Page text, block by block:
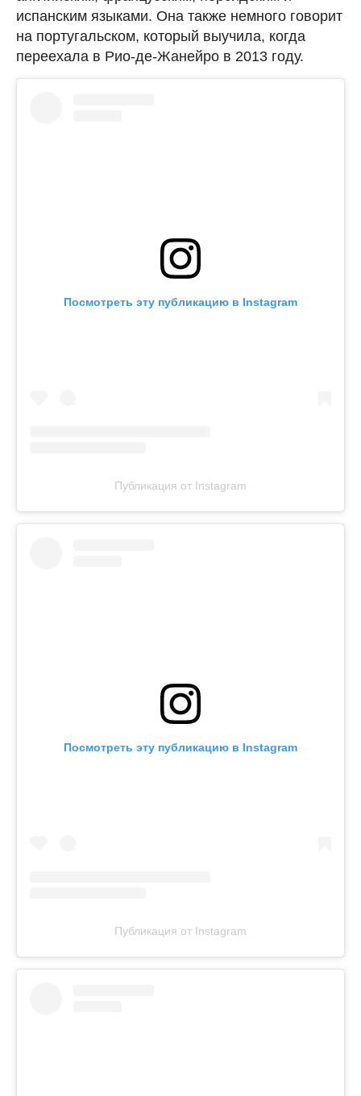
испанским языками. Она также немного говорит
на португальском, который выучила, когда
переехала в Рио-де-Жанейро в 2013 году.
Посмотреть эту публикацию в Instagram
Публикация от Instagram
Посмотреть эту публикацию в Instagram
Публикация от Instagram